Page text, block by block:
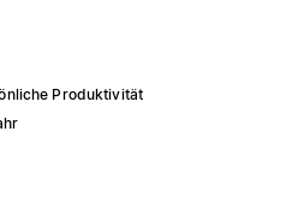
Produktivität